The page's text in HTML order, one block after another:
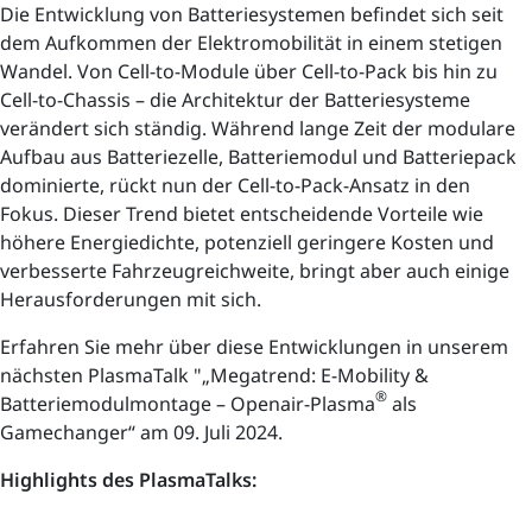
Die Entwicklung von Batteriesystemen befindet sich seit
dem Aufkommen der Elektromobilität in einem stetigen
Wandel. Von Cell-to-Module über Cell-to-Pack bis hin zu
Cell-to-Chassis – die Architektur der Batteriesysteme
verändert sich ständig. Während lange Zeit der modulare
Aufbau aus Batteriezelle, Batteriemodul und Batteriepack
dominierte, rückt nun der Cell-to-Pack-Ansatz in den
Fokus. Dieser Trend bietet entscheidende Vorteile wie
höhere Energiedichte, potenziell geringere Kosten und
verbesserte Fahrzeugreichweite, bringt aber auch einige
Herausforderungen mit sich.
Erfahren Sie mehr über diese Entwicklungen in unserem
nächsten PlasmaTalk "„Megatrend: E-Mobility &
Batteriemodulmontage – Openair-Plasma® als
Gamechanger“ am 09. Juli 2024.
Highlights des PlasmaTalks: